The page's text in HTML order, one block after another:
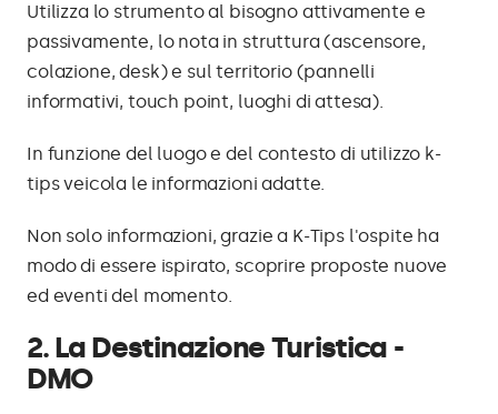
Utilizza lo strumento al bisogno attivamente e
passivamente, lo nota in struttura (ascensore,
colazione, desk) e sul territorio (pannelli
informativi, touch point, luoghi di attesa).
In funzione del luogo e del contesto di utilizzo k-
tips veicola le informazioni adatte.
Non solo informazioni, grazie a K-Tips l'ospite ha
modo di essere ispirato, scoprire proposte nuove
ed eventi del momento.
2. La Destinazione Turistica -
DMO